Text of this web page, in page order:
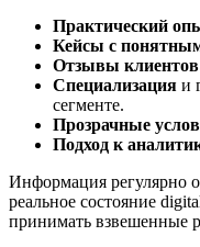
Практический
Кейсы с
Отзывы клиентов
Специализация и
сегменте.
Прозрачные
Подход к
Информация регулярно
реальное состояние
принимать взвешенные